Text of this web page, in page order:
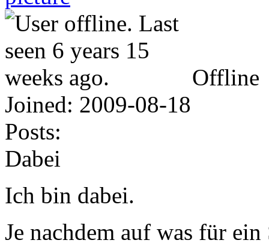
Offline
Joined: 2009-08-18
Posts:
Dabei
Ich bin dabei.
Je nachdem auf was für